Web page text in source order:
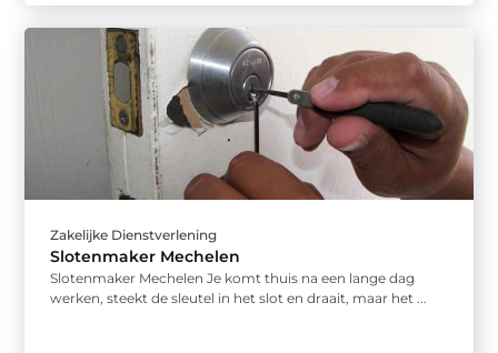
Zakelijke Dienstverlening
Slotenmaker Mechelen
Slotenmaker Mechelen Je komt thuis na een lange dag
werken, steekt de sleutel in het slot en draait, maar het ...